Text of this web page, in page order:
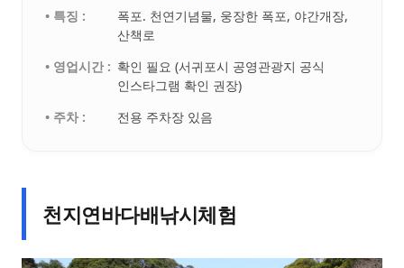
• 특징 :
폭포. 천연기념물, 웅장한 폭포, 야간개장,
산책로
• 영업시간 : 확인 필요 (서귀포시 공영관광지 공식
인스타그램 확인 권장)
• 주차 :
전용 주차장 있음
천지연바다배낚시체험